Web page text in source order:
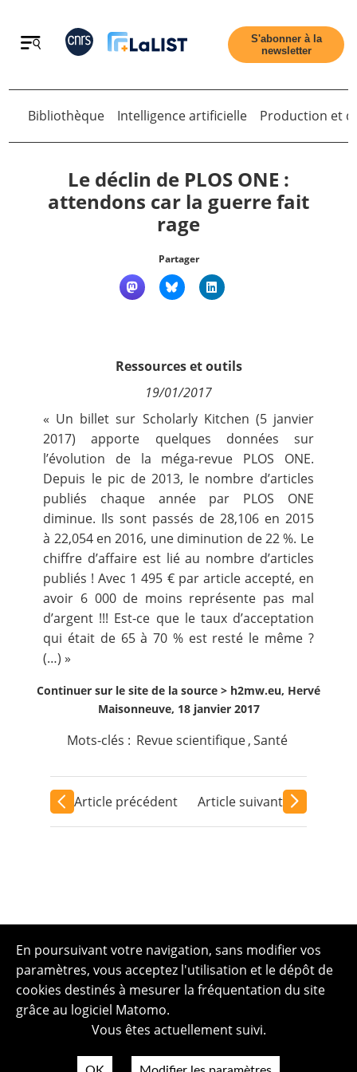
Retour
Nous suivre
S'abonner à la
newsletter
Retour
Bibliothèque Intelligence artificielle Production et
Le déclin de PLOS ONE :
attendons car la guerre fait
rage
Partager
Ressources et outils
19/01/2017
« Un billet sur Scholarly Kitchen (5 janvier
2017) apporte quelques données sur
l’évolution de la méga-revue PLOS ONE.
Depuis le pic de 2013, le nombre d’articles
publiés chaque année par PLOS ONE
diminue. Ils sont passés de 28,106 en 2015
à 22,054 en 2016, une diminution de 22 %. Le
chiffre d’affaire est lié au nombre d’articles
publiés ! Avec 1 495 € par article accepté, en
avoir 6 000 de moins représente pas mal
d’argent !!! Est-ce que le taux d’acceptation
qui était de 65 à 70 % est resté le même ?
(…) »
Continuer sur le site de la source > h2mw.eu, Hervé
Maisonneuve, 18 janvier 2017
Mots-clés : Revue scientifique,Santé
Article précédent Article suivant
En poursuivant votre navigation, sans modifier vos
paramètres, vous acceptez l'utilisation et le dépôt de
cookies destinés à mesurer la fréquentation du site
grâce au logiciel Matomo.
Vous êtes actuellement suivi.